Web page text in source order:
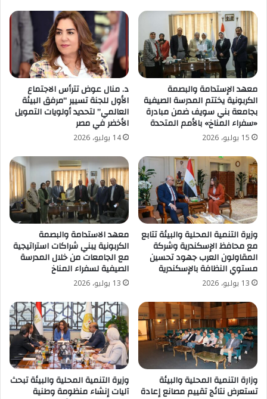
معهد الإستدامة والبصمة
الكربونية يختتم المدرسة الصيفية
بجامعة بني سويف ضمن مبادرة
«سفراء المناخ» بالأمم المتحدة
15 يوليو، 2026
د. منال عوض تترأس الاجتماع
الأول للجنة تسيير “مرفق البيئة
العالمي” لتحديد أولويات التمويل
الأخضر في مصر
14 يوليو، 2026
وزيرة التنمية المحلية والبيئة تتابع
مع محافظ الإسكندرية وشركة
المقاولون العرب جهود تحسين
مستوي النظافة بالإسكندرية
13 يوليو، 2026
معهد الاستدامة والبصمة
الكربونية يبني شراكات استراتيجية
مع الجامعات من خلال المدرسة
الصيفية لسفراء المناخ
13 يوليو، 2026
وزارة التنمية المحلية والبيئة
تستعرض نتائج تقييم مصانع إعادة
وزيرة التنمية المحلية والبيئة تبحث
آليات إنشاء منظومة وطنية